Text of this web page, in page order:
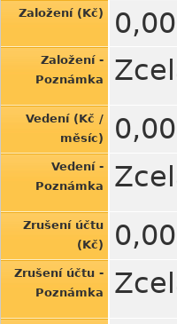
Založení (Kč) 0,00
Založení -
Poznámka
Vedení (Kč /
měsíc)
0,00
Vedení -
Poznámka
Zrušení účtu
(Kč)
0,00
Zrušení účtu -
Poznámka